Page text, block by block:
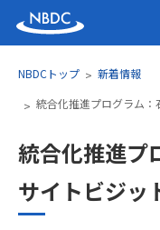
NBDCトップ
新着情報
統合化推進プログラム：
統合化推進プ
サイトビジッ